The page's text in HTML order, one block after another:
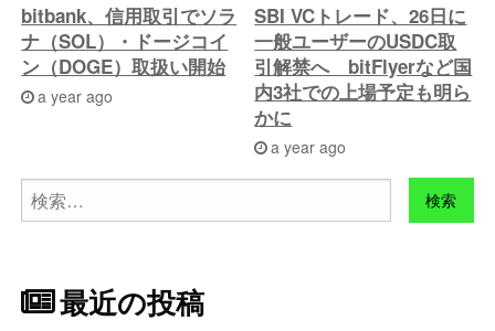
bitbank、信用取引でソラ
ナ（SOL）・ドージコイ
ン（DOGE）取扱い開始
a year ago
SBI VCトレード、26日に
一般ユーザーのUSDC取
引解禁へ bitFlyerなど国
内3社での上場予定も明ら
かに
a year ago
検
索:
最近の投稿